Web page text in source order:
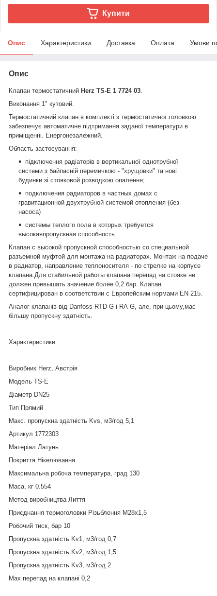
Купити
Опис Характеристики Доставка Оплата Умови
Опис
Клапан термостатичний Herz TS-E 1 7724 03
Виконання 1" кутовий.
Термостатичний клапан в комплекті з термостатичної головкою
забезпечує автоматичне підтримання заданої температури в
приміщенні. Енергонезалежний.
Область застосування:
підключення радіаторів в вертикальної однотрубної
системи з байпасній перемичкою - "хрущовки" та нові
будинки зі стояковой розводкою опалення;
подключения радиаторов в частных домах с
гравитационной двухтрубной системой отопления (без
насоса)
системы теплого пола в которых требуется
высокаяпропускная способность.
Клапан с высокой пропускной способностью со специальной
разъемной муфтой для монтажа на радиаторах. Монтаж на подаче
в радиатор, направление теплоносителя - по стрелке на корпусе
клапана.Для стабильной работы клапана перепад на стояке не
должен превышать значение более 0,2 бар. Клапан
cертифицирован в соответствии с Европейским нормами EN 215.
Аналог клапанів від Danfoss RTD-G і RA-G, але, при цьому,має
більшу пропускну здатність.
Характеристики
Виробник Herz, Австрія
Модель TS-E
Діаметр DN25
Тип Прямий
Макс. пропускна здатність Kvs, м3/год 5,1
Артикул 1772303
Матеріал Латунь
Покриття Нікелювання
Максимальна робоча температура, град 130
Маса, кг 0.554
Метод виробництва Лиття
Приєднання термоголовки Різьблення М28х1,5
Робочий тиск, бар 10
Пропускна здатність Kv1, м3/год 0,7
Пропускна здатність Kv2, м3/год 1,5
Пропускна здатність Kv3, м3/год 2
Max перепад на клапані 0,2